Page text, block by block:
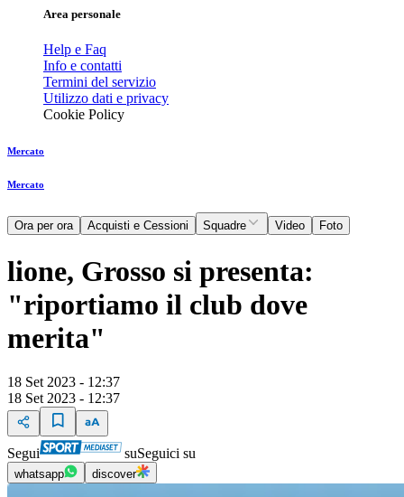
Area personale
Help e Faq
Info e contatti
Termini del servizio
Utilizzo dati e privacy
Cookie Policy
Mercato
Mercato
Ora per ora Acquisti e Cessioni Squadre Video Foto
lione, Grosso si presenta:
"riportiamo il club dove
merita"
18 Set 2023 - 12:37
18 Set 2023 - 12:37
Segui suSeguici su
whatsapp discover